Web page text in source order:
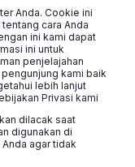
Anda. Cookie ini
cara Anda
ini kami dapat
ini untuk
penjelajahan
kami baik
lebih lanjut
Privasi kami
dilacak saat
digunakan di
agar tidak
Kolestrol